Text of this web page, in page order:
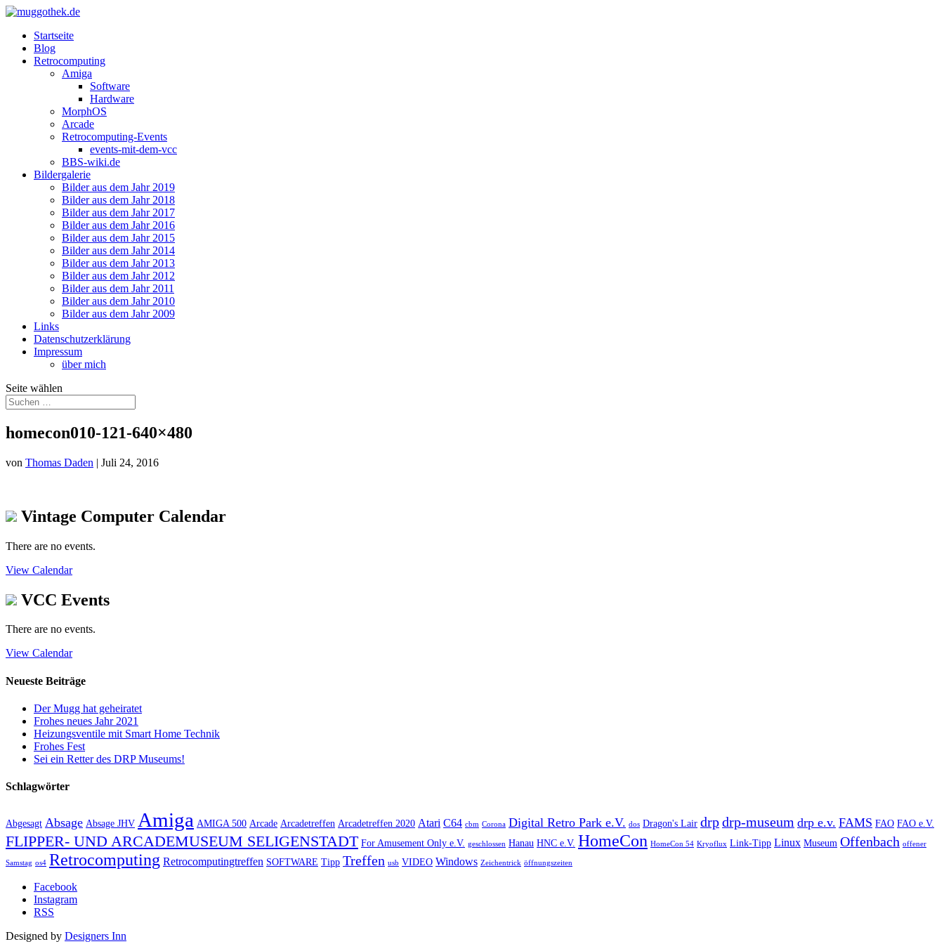
Startseite
Blog
Retrocomputing
Amiga
Software
Hardware
MorphOS
Arcade
Retrocomputing-Events
events-mit-dem-vcc
BBS-wiki.de
Bildergalerie
Bilder aus dem Jahr 2019
Bilder aus dem Jahr 2018
Bilder aus dem Jahr 2017
Bilder aus dem Jahr 2016
Bilder aus dem Jahr 2015
Bilder aus dem Jahr 2014
Bilder aus dem Jahr 2013
Bilder aus dem Jahr 2012
Bilder aus dem Jahr 2011
Bilder aus dem Jahr 2010
Bilder aus dem Jahr 2009
Links
Datenschutzerklärung
Impressum
über mich
Seite wählen
homecon010-121-640×480
von Thomas Daden | Juli 24, 2016
Vintage Computer Calendar
There are no events.
View Calendar
VCC Events
There are no events.
View Calendar
Neueste Beiträge
Der Mugg hat geheiratet
Frohes neues Jahr 2021
Heizungsventile mit Smart Home Technik
Frohes Fest
Sei ein Retter des DRP Museums!
Schlagwörter
Abgesagt Absage Absage JHV Amiga AMIGA 500 Arcade Arcadetreffen Arcadetreffen 2020 Atari C64 cbm Corona Digital Retro Park e.V. dos Dragon's Lair drpdrp-museum drp e.v. FAMS FAO FAO e.V.
FLIPPER- UND ARCADEMUSEUM SELIGENSTADT For Amusement Only e.V. geschlossen Hanau HNC e.V. HomeCon HomeCon 54 Kryoflux Link-Tipp Linux Museum Offenbach offener
Samstag os4 Retrocomputing Retrocomputingtreffen SOFTWARE Tipp Treffen usb VIDEO Windows Zeichentrick öffnungszeiten
Facebook
Instagram
RSS
Designed by Designers Inn